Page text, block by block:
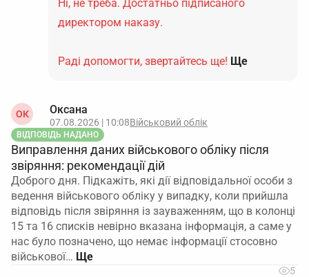
Ні, не треба. Достатньо підписаного
директором наказу.
Раді допомогти, звертайтесь ще! Ще
ОК Оксана
07.08.2026 | 10:08Військовий облік
ВІДПОВІДЬ НАДАНО
Виправлення даних військового обліку після
звіряння: рекомендації дій
Доброго дня. Підкажіть, які дії відповідальної особи з
ведення військового обліку у випадку, коли прийшла
відповідь після звіряння із зауваженням, що в колонці
15 та 16 списків невірно вказана інформація, а саме у
нас було позначено, що немає інформації стосовно
військової…
5